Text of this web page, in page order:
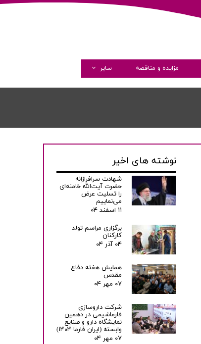
مزایده و مناقصه سایر
همکاری با ما
نوشته های اخیر
شهادت سرافرازانه
حضرت آیت‌الله خامنه‌ای
را تسلیت عرض
می‌نماییم
۱۱ اسفند ۰۴
برگزاری مراسم تولد
کارکنان
۰۴ آذر ۰۴
همایش هفته دفاع
مقدس
۰۷ مهر ۰۴
شرکت داروسازی
فارماشیمی در دهمین
نمایشگاه دارو و صنایع
وابسته (ایران فارما ۱۴۰۴)
۰۷ مهر ۰۴